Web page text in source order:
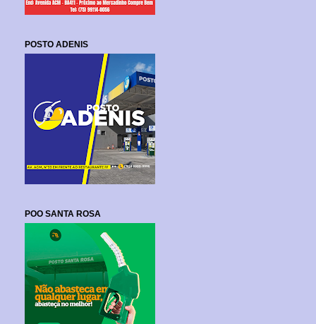
POSTO ADENIS
POO SANTA ROSA